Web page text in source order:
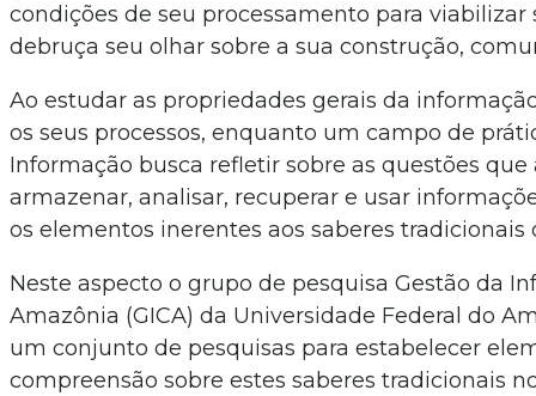
condições de seu processamento para viabilizar
debruça seu olhar sobre a sua construção,
Ao estudar as propriedades gerais da
os seus processos, enquanto um campo de
Informação busca refletir sobre as questões
armazenar, analisar, recuperar e usar
os elementos inerentes aos saberes
Neste aspecto o grupo de pesquisa Gestão da
Amazônia (GICA) da Universidade Federal do
um conjunto de pesquisas para estabelecer
compreensão sobre estes saberes tradicionais